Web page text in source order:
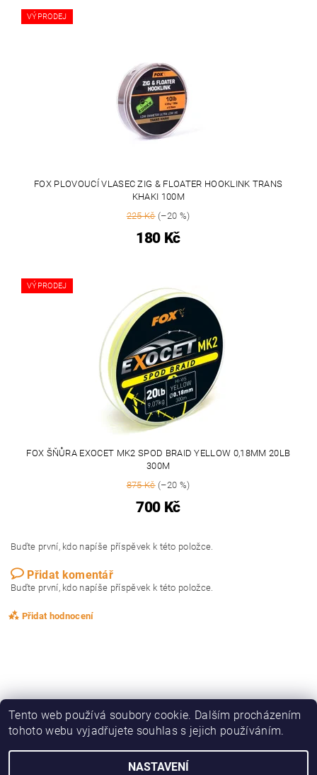
VÝPRODEJ
FOX PLOVOUCÍ VLASEC ZIG & FLOATER HOOKLINK TRANS
KHAKI 100M
225 Kč(–20 %)
180 Kč
VÝPRODEJ
FOX ŠŇŮRA EXOCET MK2 SPOD BRAID YELLOW 0,18MM 20LB
300M
875 Kč(–20 %)
700 Kč
Buďte první, kdo napíše příspěvek k této položce.
Přidat komentář
Buďte první, kdo napíše příspěvek k této položce.
Přidat hodnocení
Heureka.cz | OBLEČENÍ, OBUV
Tento web používá soubory cookie. Dalším procházením
tohoto webu vyjadřujete souhlas s jejich používáním.
NASTAVENÍ